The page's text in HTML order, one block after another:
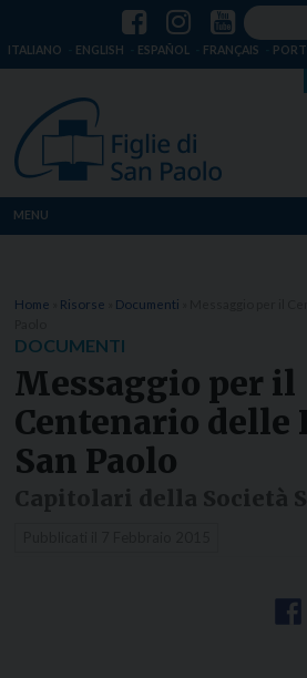
ITALIANO ENGLISH ESPAÑOL FRANÇAIS
MENU
Dove siamo
Notizie
Risorse
Media
Home Risorse Documenti
DOCUMENTI
Messaggio per il
Centenario delle
San Paolo